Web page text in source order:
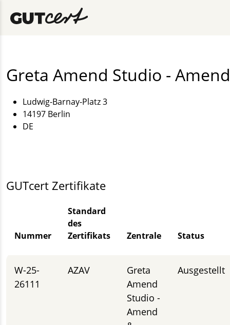
Greta Amend Studio -
Ludwig-Barnay-Platz 3
14197 Berlin
DE
GUTcert Zertifikate
Nummer
Standard
des
Zertifikats
Zentrale Status
W-25-
26111
AZAV
Greta
Amend
Studio -
Amend
Ausgestellt